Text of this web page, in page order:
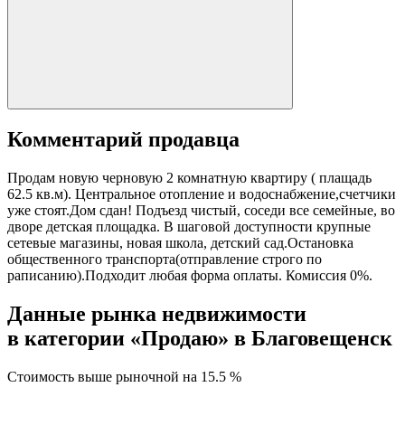
Комментарий продавца
Продам новую черновую 2 комнатную квартиру ( плащадь
62.5 кв.м). Центральное отопление и водоснабжение,счетчики
уже стоят.Дом сдан! Подъезд чистый, соседи все семейные, во
дворе детская площадка. В шаговой доступности крупные
сетевые магазины, новая школа, детский сад.Остановка
общественного транспорта(отправление строго по
раписанию).Подходит любая форма оплаты. Комиссия 0%.
Данные рынка недвижимости
в категории «Продаю» в Благовещенск
Стоимость выше рыночной на 15.5 %